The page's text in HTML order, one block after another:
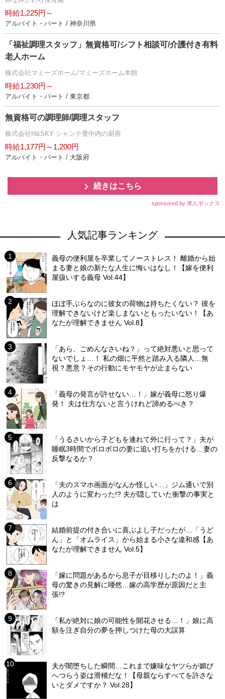
時給1,225円～
アルバイト・パート / 神奈川県
「福祉調理スタッフ」無資格可/シフト相談可/介護付き有料
老人ホーム
株式会社マミーズホーム/マミーズホーム本館
時給1,230円～
アルバイト・パート / 東京都
無資格可の調理師/調理スタッフ
株式会社H&SKY シャンテ豊中内の厨房
時給1,177円～1,200円
アルバイト・パート / 大阪府
続きはこちら
sponsored by 求人ボックス
人気記事ランキング
義母の便利屋を卒業してノーストレス！ 離婚から始
まる妻と娘の新たな人生に悔いはなし！【嫁を便利
屋扱いする義母 Vol.44】
ほぼ手ぶらなのに彼女の荷物は持ちたくない？ 彼を
理解できないけど楽しまないともったいない！【あ
なたが理解できません Vol.8】
「あら、ごめんなさいね？」って絶対悪いと思って
ないでしょ…！ 私の畑に平然と踏み入る隣人…無
視？悪意？その行動にモヤモヤが止まらない
「義母の発言が許せない…！」嫁が義母に怒り爆
発！ 夫は仕方ないと言うけれど諦めるべき？
「うるさいから子どもを連れて外に行って？」夫が
睡眠3時間でボロボロの妻に追い打ちをかける…妻の
反撃なるか？
「夫のスマホ画面がなんか怪しい…」ジム通いで別
人のように変わった!? 夫が隠していた衝撃の事実と
は
結婚前提の付き合いに喜ぶよし子だったが…「うど
ん」と「オムライス」から始まる小さな違和感【あ
なたが理解できません Vol.5】
「嫁に問題があるから息子が目移りしたのよ！」義
母の驚きの見解に唖然…嫁の高学歴が原因だと主
張!?
「私が絶対に娘の可能性を開花させる…！」娘に高
額を注ぎ自分の夢を押しつけた母の大誤算
夫が闇堕ちした瞬間…これまで嫌味なヤツらが媚び
へつらう姿は滑稽だな！【母親ならすべてを許さな
いとダメですか？ Vol.28】